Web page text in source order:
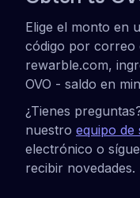
Elige el monto en
código por correo
rewarble.com,
OVO - saldo en
¿Tienes
nuestro equipo de
electrónico o
recibir novedades.